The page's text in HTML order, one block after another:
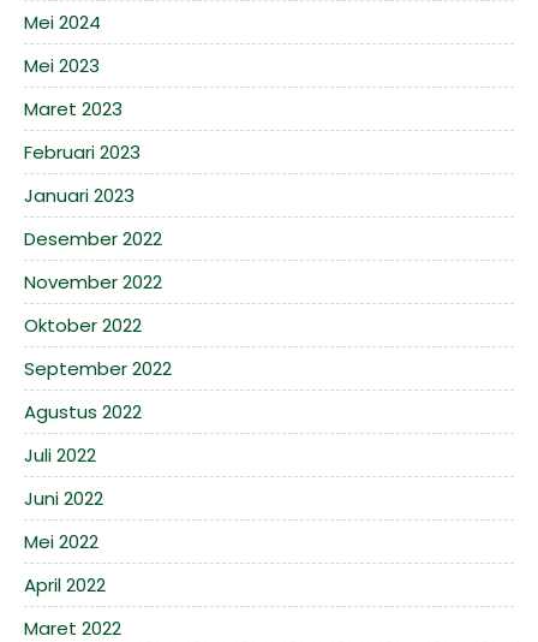
Mei 2024
Mei 2023
Maret 2023
Februari 2023
Januari 2023
Desember 2022
November 2022
Oktober 2022
September 2022
Agustus 2022
Juli 2022
Juni 2022
Mei 2022
April 2022
Maret 2022